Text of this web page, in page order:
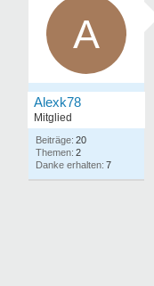
A
Alexk78
Mitglied
20
2
7